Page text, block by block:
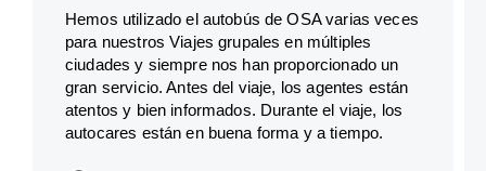
Hemos utilizado el autobús de OSA varias veces
para nuestros Viajes grupales en múltiples
ciudades y siempre nos han proporcionado un
gran servicio. Antes del viaje, los agentes están
atentos y bien informados. Durante el viaje, los
autocares están en buena forma y a tiempo.